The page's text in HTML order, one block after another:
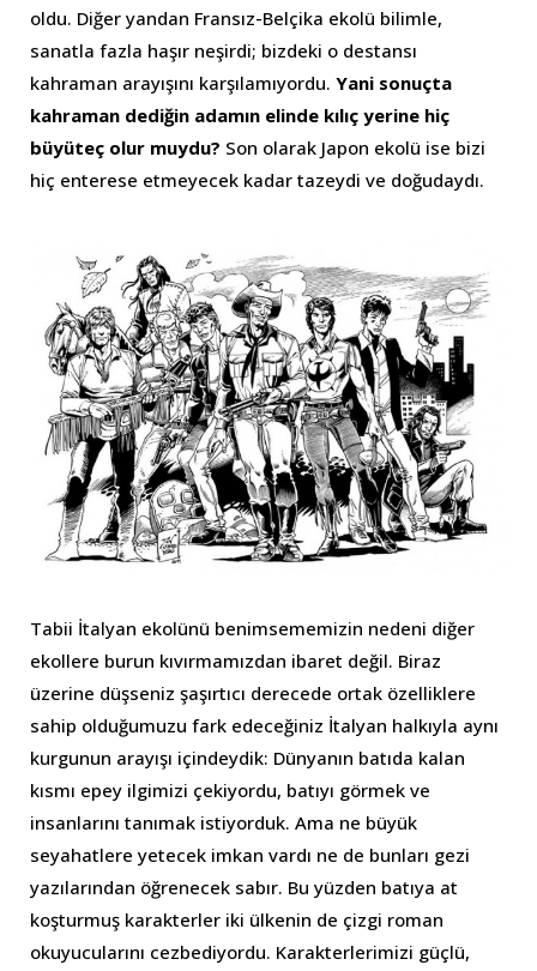
oldu. Diğer yandan Fransız-Belçika ekolü bilimle,
sanatla fazla haşır neşirdi; bizdeki o destansı
kahraman arayışını karşılamıyordu. Yani sonuçta
kahraman dediğin adamın elinde kılıç yerine hiç
büyüteç olur muydu? Son olarak Japon ekolü ise bizi
hiç enterese etmeyecek kadar tazeydi ve doğudaydı.
Tabii İtalyan ekolünü benimsememizin nedeni diğer
ekollere burun kıvırmamızdan ibaret değil. Biraz
üzerine düşseniz şaşırtıcı derecede ortak özelliklere
sahip olduğumuzu fark edeceğiniz İtalyan halkıyla aynı
kurgunun arayışı içindeydik: Dünyanın batıda kalan
kısmı epey ilgimizi çekiyordu, batıyı görmek ve
insanlarını tanımak istiyorduk. Ama ne büyük
seyahatlere yetecek imkan vardı ne de bunları gezi
yazılarından öğrenecek sabır. Bu yüzden batıya at
koşturmuş karakterler iki ülkenin de çizgi roman
okuyucularını cezbediyordu. Karakterlerimizi güçlü,